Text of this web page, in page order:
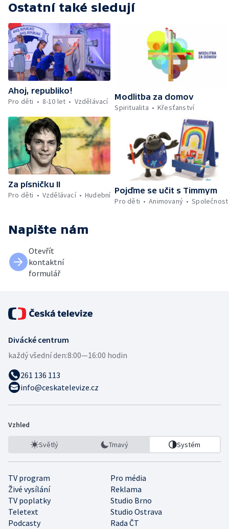
Ostatní také sledují
Ahoj, republiko!
Pro děti
8-10 let Vzdělávací
Modlitba za domov
Spiritualita
Křesťanství
Za písničku II
Pro děti
Vzdělávací Hudební Pojďme se učit s Timmym
Pro děti
Animovaný Společnost
Napište nám
Otevřít
kontaktní
formulář
Divácké centrum
každý všední den:8:00—16:00 hodin
261 136 113
info@ceskatelevize.cz
Vzhled
Světlý Tmavý Systém
TV program
Pro média
Živé vysílání
Reklama
TV poplatky
Studio Brno
Teletext
Studio Ostrava
Podcasty
Rada ČT